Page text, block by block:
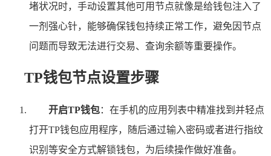
堵状况时，手动设置其他可用节点就像是给钱包注入了
一剂强心针，能够确保钱包持续正常工作，避免因节点
问题而导致无法进行交易、查询余额等重要操作。
TP钱包节点设置步骤
开启TP钱包：在手机的应用列表中精准找到并轻点
打开TP钱包应用程序，随后通过输入密码或者进行指纹
识别等安全方式解锁钱包，为后续操作做好准备。